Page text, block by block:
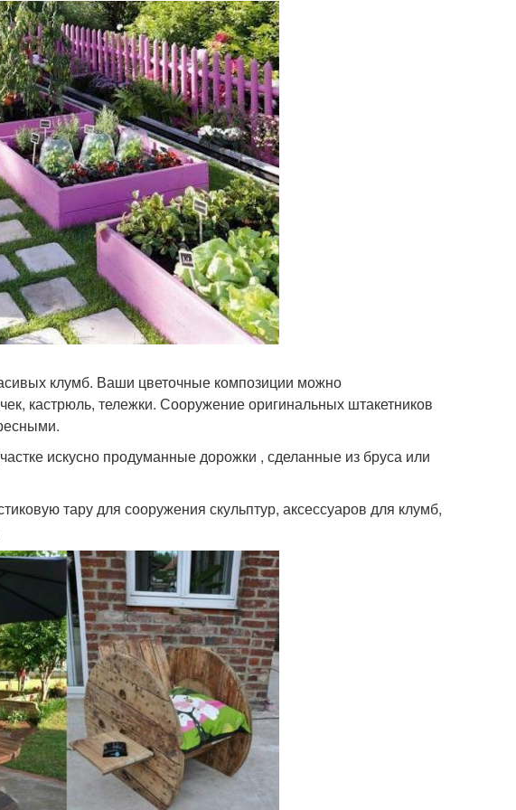
клумб. Ваши цветочные композиции можно
кастрюль, тележки. Сооружение оригинальных штакетников
искусно продуманные дорожки , сделанные из бруса или
тару для сооружения скульптур, аксессуаров для клумб,